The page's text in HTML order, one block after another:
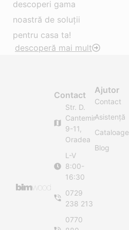
descoperi gama
noastră de soluții
pentru casa ta!
descoperă mai mult
Contact
Str. D.
Cantemir
9-11,
Oradea
L-V
8:00-
16:30
0729
238 213
0770
Ajutor
Contact
Asistență
Cataloage
Blog